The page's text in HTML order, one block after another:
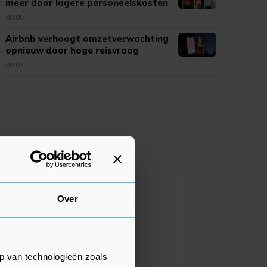
Over
van technologieën zoals
meer door lagere personeelskosten
08:05
Airbnb verhoogt omzetverwachting
opnieuw door hoge reisvraag
08:03